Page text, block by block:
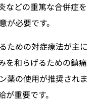
などの重篤な合併症を
必要です。
ための対症療法が主に
を和らげるための鎮痛
薬の使用が推奨されま
重要です。